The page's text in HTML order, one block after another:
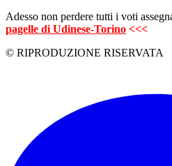
Adesso non perdere tutti i voti
pagelle di Udinese-Torino <<<
© RIPRODUZIONE RISERVATA